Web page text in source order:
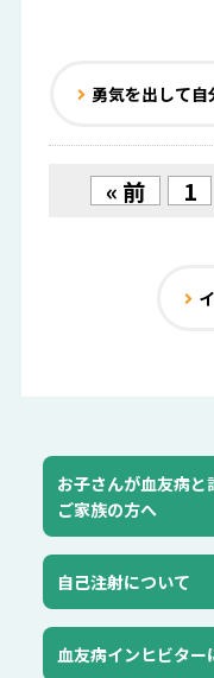
お子さんが血友病と
ご家族の方へ
自己注射について
血友病インヒビター
勇気を出して
« 前 1